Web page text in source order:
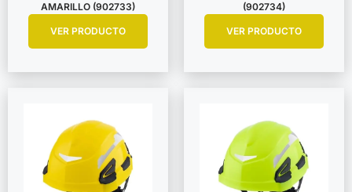
AMARILLO (902733)
VER PRODUCTO
(902734)
VER PRODUCTO